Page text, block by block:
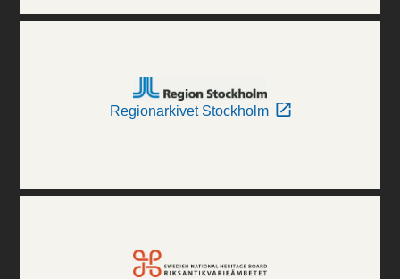
Regionarkivet Stockholm